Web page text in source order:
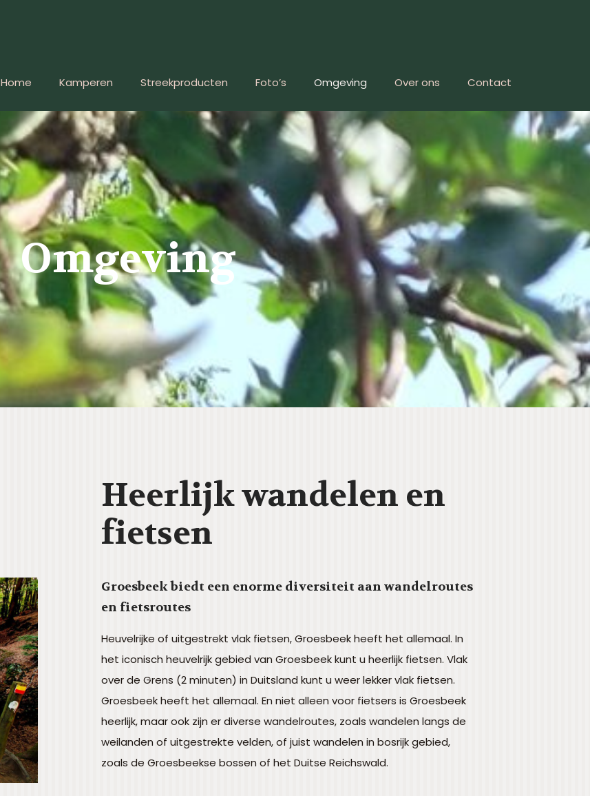
Home Kamperen Streekproducten Foto’s Omgeving Over ons Contact
Omgeving
Heerlijk wandelen en
fietsen
Groesbeek biedt een enorme diversiteit aan wandelroutes
en fietsroutes
Heuvelrijke of uitgestrekt vlak fietsen, Groesbeek heeft het allemaal. In
het iconisch heuvelrijk gebied van Groesbeek kunt u heerlijk fietsen. Vlak
over de Grens (2 minuten) in Duitsland kunt u weer lekker vlak fietsen.
Groesbeek heeft het allemaal. En niet alleen voor fietsers is Groesbeek
heerlijk, maar ook zijn er diverse wandelroutes, zoals wandelen langs de
weilanden of uitgestrekte velden, of juist wandelen in bosrijk gebied,
zoals de Groesbeekse bossen of het Duitse Reichswald.